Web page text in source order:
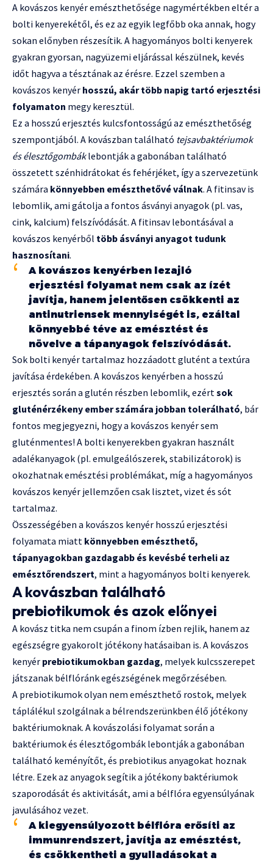
A kovászos kenyér emészthetősége nagymértékben eltér a
bolti kenyerekétől, és ez az egyik legfőbb oka annak, hogy
sokan előnyben részesítik. A hagyományos bolti kenyerek
gyakran gyorsan, nagyüzemi eljárással készülnek, kevés
időt hagyva a tésztának az érésre. Ezzel szemben a
kovászos kenyér hosszú, akár több napig tartó erjesztési
folyamaton megy keresztül.
Ez a hosszú erjesztés kulcsfontosságú az emészthetőség
szempontjából. A kovászban található tejsavbaktériumok
és élesztőgombáklebontják a gabonában található
összetett szénhidrátokat és fehérjéket, így a szervezetünk
számára könnyebben emészthetővé válnak. A fitinsav is
lebomlik, ami gátolja a fontos ásványi anyagok (pl. vas,
cink, kalcium) felszívódását. A fitinsav lebontásával a
kovászos kenyérből több ásványi anyagot tudunk
hasznosítani.
A kovászos kenyérben lezajló
erjesztési folyamat nem csak az ízét
javítja, hanem jelentősen csökkenti az
antinutriensek mennyiségét is, ezáltal
könnyebbé téve az emésztést és
növelve a tápanyagok felszívódását.
Sok bolti kenyér tartalmaz hozzáadott glutént a textúra
javítása érdekében. A kovászos kenyérben a hosszú
erjesztés során a glutén részben lebomlik, ezértsok
gluténérzékeny ember számára jobban tolerálható, bár
fontos megjegyezni, hogy a kovászos kenyér sem
gluténmentes! A bolti kenyerekben gyakran használt
adalékanyagok (pl. emulgeálószerek, stabilizátorok) is
okozhatnak emésztési problémákat, míg a hagyományos
kovászos kenyér jellemzően csak lisztet, vizet és sót
tartalmaz.
Összességében a kovászos kenyér hosszú erjesztési
folyamata miatt könnyebben emészthető,
tápanyagokban gazdagabb és kevésbé terheli az
emésztőrendszert, mint a hagyományos bolti kenyerek.
A kovászban található
prebiotikumok és azok előnyei
A kovász titka nem csupán a finom ízben rejlik, hanem az
egészségre gyakorolt jótékony hatásaiban is. A kovászos
kenyér prebiotikumokban gazdag, melyek kulcsszerepet
játszanak bélflóránk egészségének megőrzésében.
A prebiotikumok olyan nem emészthető rostok, melyek
táplálékul szolgálnak a bélrendszerünkben élő jótékony
baktériumoknak. A kovászolási folyamat során a
baktériumok és élesztőgombák lebontják a gabonában
található keményítőt, és prebiotikus anyagokat hoznak
létre. Ezek az anyagok segítik a jótékony baktériumok
szaporodását és aktivitását, ami a bélflóra egyensúlyának
javulásához vezet.
A kiegyensúlyozott bélflóra erősíti az
immunrendszert, javítja az emésztést,
és csökkentheti a gyulladásokat a